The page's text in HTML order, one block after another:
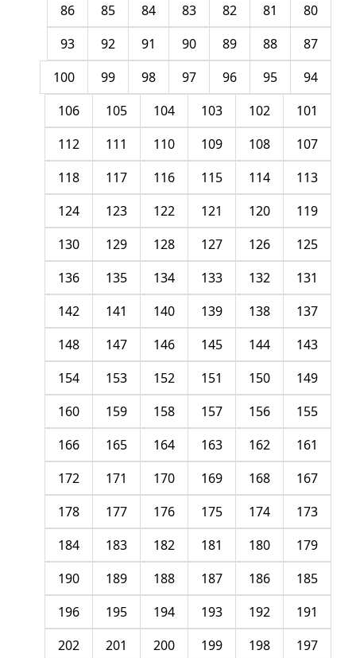
80
81
82
83
84
85
86
87
88
89
90
91
92
93
94
95
96
97
98
99
100
101
102
103
104
105
106
107
108
109
110
111
112
113
114
115
116
117
118
119
120
121
122
123
124
125
126
127
128
129
130
131
132
133
134
135
136
137
138
139
140
141
142
143
144
145
146
147
148
149
150
151
152
153
154
155
156
157
158
159
160
161
162
163
164
165
166
167
168
169
170
171
172
173
174
175
176
177
178
179
180
181
182
183
184
185
186
187
188
189
190
191
192
193
194
195
196
197
198
199
200
201
202